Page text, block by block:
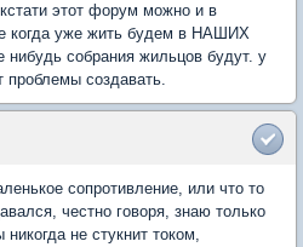
этот форум можно и в
когда уже жить будем в НАШИХ
нибудь собрания жильцов будут. у
проблемы создавать.
сопротивление, или что то
честно говоря, знаю только
не стукнит током,